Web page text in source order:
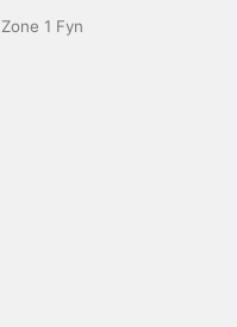
1 Fyn